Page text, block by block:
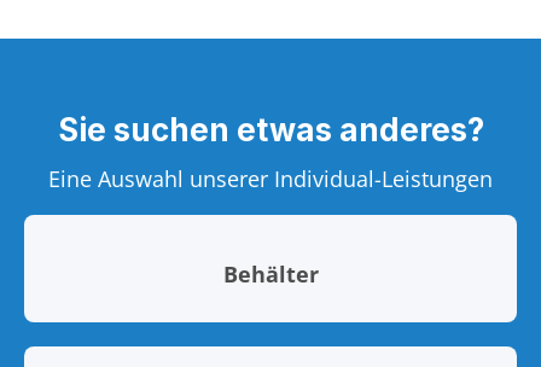
Sie suchen etwas anderes?
Eine Auswahl unserer Individual-Leistungen
Behälter